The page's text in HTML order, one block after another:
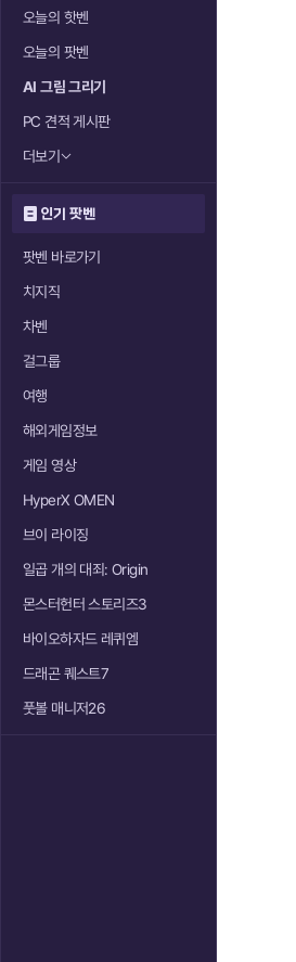
오늘의 핫벤
오늘의 팟벤
AI 그림 그리기
PC 견적 게시판
더보기
인기 팟벤
팟벤 바로가기
치지직
차벤
걸그룹
여행
해외게임정보
게임 영상
HyperX OMEN
브이 라이징
일곱 개의 대죄: Origin
몬스터헌터 스토리즈3
바이오하자드 레퀴엠
드래곤 퀘스트7
풋볼 매니저26